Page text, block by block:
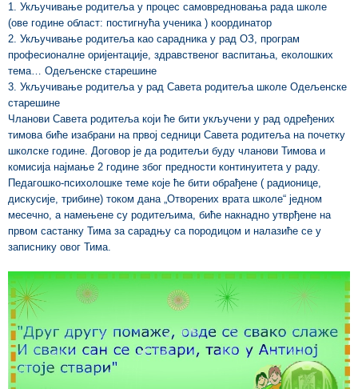
1. Укључивање родитеља у процес самовредновања рада школе
(ове године област: постигнућа ученика ) координатор
2. Укључивање родитеља као сарадника у рад ОЗ, програм
професионалне оријентације, здравственог васпитања, еколошких
тема… Одељенске старешине
3. Укључивање родитеља у рад Савета родитеља школе Одељенске
старешине
Чланови Савета родитеља који ће бити укључени у рад одређених
тимова биће изабрани на првој седници Савета родитеља на почетку
школске године. Договор је да родитељи буду чланови Тимова и
комисија најмање 2 године због предности континуитета у раду.
Педагошко-психолошке теме које ће бити обрађене ( радионице,
дискусије, трибине) током дана „Отворених врата школе“ једном
месечно, а намењене су родитељима, биће накнадно утврђене на
првом састанку Тима за сарадњу са породицом и налазиће се у
записнику овог Тима.